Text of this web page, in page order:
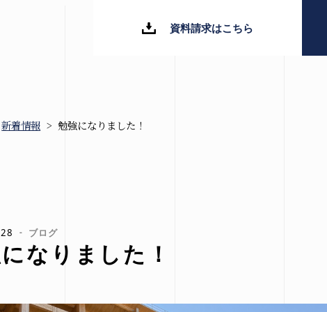
新着情報 > 勉強になりました！
ブログ
なりました！
資料請求はこちら